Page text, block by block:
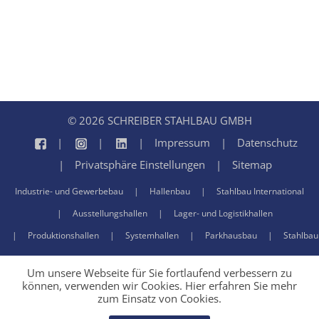
© 2026 SCHREIBER STAHLBAU GMBH
Impressum
Datenschutz
Privatsphäre Einstellungen
Sitemap
Industrie- und Gewerbebau Hallenbau
Stahlbau International
Ausstellungshallen
Lager- und Logistikhallen
Produktionshallen
Systemhallen Parkhausbau Stahlbau
Um unsere Webseite für Sie fortlaufend verbessern zu
können, verwenden wir Cookies. Hier erfahren Sie mehr
zum Einsatz von Cookies.